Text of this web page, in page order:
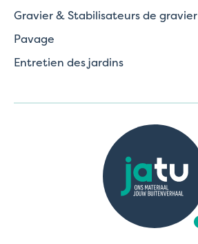
Gravier & Stabilisateurs de gravier
Pavage
Entretien des jardins